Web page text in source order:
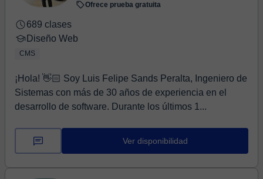
Ofrece prueba gratuita
689 clases
Diseño Web
CMS
¡Hola! 👋🏻 Soy Luis Felipe Sands Peralta, Ingeniero de
Sistemas con más de 30 años de experiencia en el
desarrollo de software. Durante los últimos 1...
Ver disponibilidad